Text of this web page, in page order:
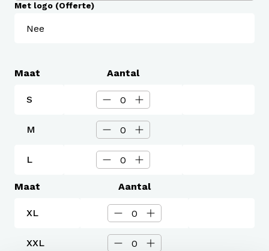
Met logo (Offerte)
Maat Aantal
S
M
L
Maat Aantal
XL
XXL